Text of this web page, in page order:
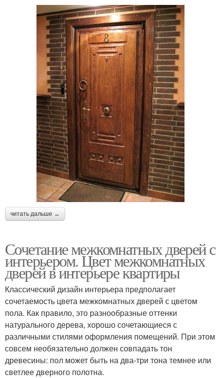
читать дальше →
Сочетание межкомнатных дверей с
интерьером. Цвет межкомнатных
дверей в интерьере квартиры
Классический дизайн интерьера предполагает
сочетаемость цвета межкомнатных дверей с цветом
пола. Как правило, это разнообразные оттенки
натурального дерева, хорошо сочетающиеся с
различными стилями оформления помещений. При этом
совсем необязательно должен совпадать тон
древесины: пол может быть на два-три тона темнее или
светлее дверного полотна.